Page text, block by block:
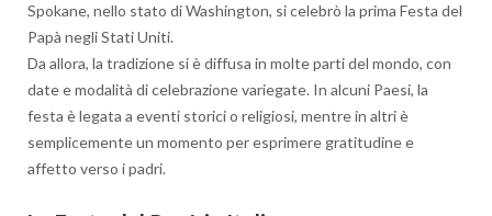
Spokane, nello stato di Washington, si celebrò la prima Festa del
Papà negli Stati Uniti.
Da allora, la tradizione si è diffusa in molte parti del mondo, con
date e modalità di celebrazione variegate. In alcuni Paesi, la
festa è legata a eventi storici o religiosi, mentre in altri è
semplicemente un momento per esprimere gratitudine e
affetto verso i padri.